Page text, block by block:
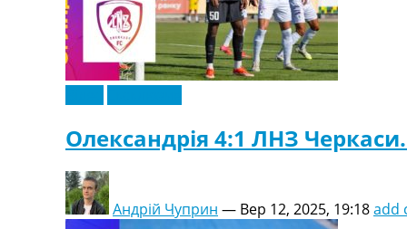
Олександрія 4:1 ЛНЗ
Андрій Чуприн — Вер 12, 2025, 19:18add